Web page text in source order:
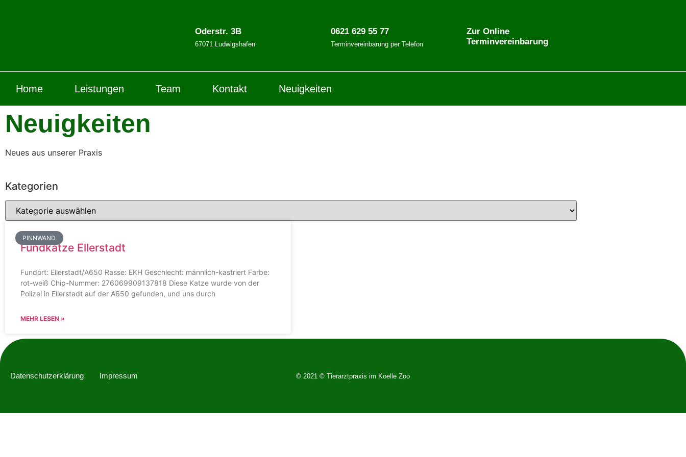
Oderstr. 3B
67071 Ludwigshafen
0621 629 55 77
Terminvereinbarung per Telefon
Zur Online
Terminvereinbarung
Home Leistungen Team Kontakt Neuigkeiten
Neuigkeiten
Neues aus unserer Praxis
Kategorien
PINNWAND
Fundkatze Ellerstadt
Fundort: Ellerstadt/A650 Rasse: EKH Geschlecht: männlich-kastriert Farbe:
rot-weiß Chip-Nummer: 276069909137818 Diese Katze wurde von der
Polizei in Ellerstadt auf der A650 gefunden, und uns durch
MEHR LESEN »
Datenschutzerklärung Impressum © 2021 © Tierarztpraxis im Koelle Zoo